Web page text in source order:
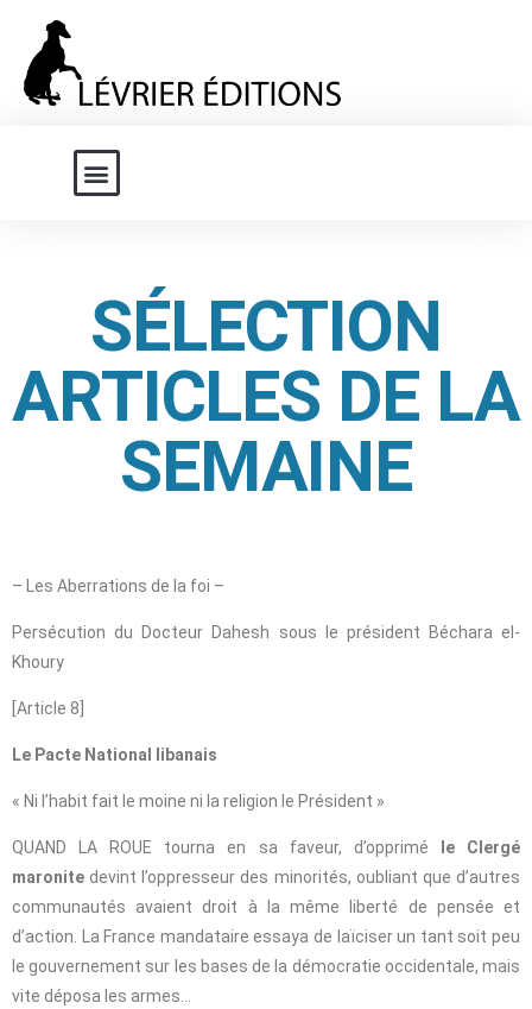
SÉLECTION
ARTICLES DE LA
SEMAINE
– Les Aberrations de la foi –
Persécution du Docteur Dahesh sous le président Béchara el-
Khoury
[Article 8]
Le Pacte National libanais
« Ni l’habit fait le moine ni la religion le Président »
QUAND LA ROUE tourna en sa faveur, d’opprimé
le Clergé
maronite devint l’oppresseur des minorités, oubliant que d’autres
communautés avaient droit à la même liberté de pensée et
d’action. La France mandataire essaya de laïciser un tant soit peu
le gouvernement sur les bases de la démocratie occidentale, mais
vite déposa les armes…